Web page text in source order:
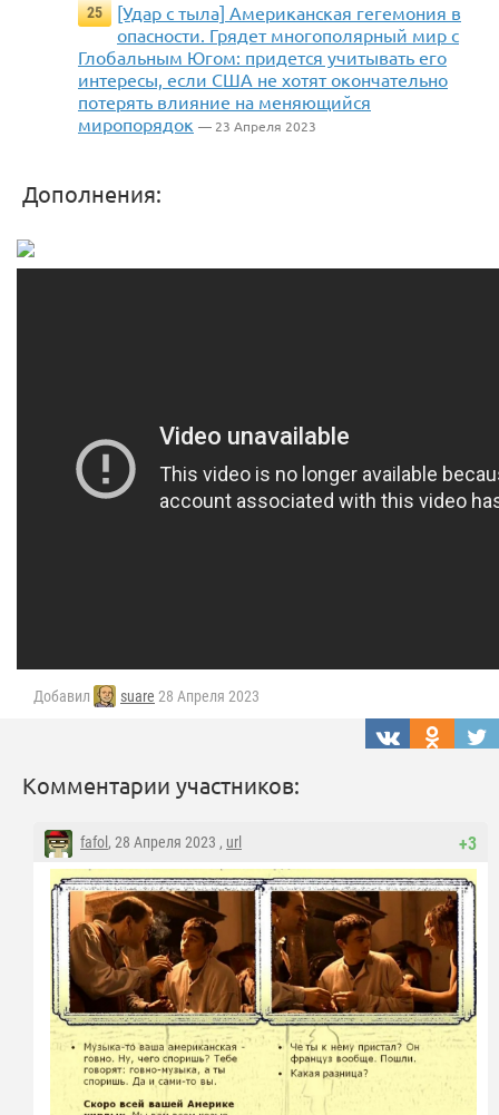
25
[Удар с тыла] Американская гегемония в
опасности. Грядет многополярный мир с
Глобальным Югом: придется учитывать его
интересы, если США не хотят окончательно
потерять влияние на меняющийся
миропорядок — 23 Апреля 2023
Дополнения:
Добавил suare 28 Апреля 2023
Комментарии участников:
+3
fafol , 28 Апреля 2023 , url